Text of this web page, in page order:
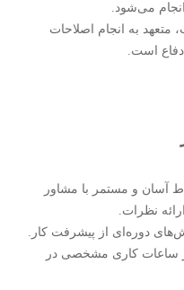
می‌شود.
به انجام اصلاحات
دفاع است.
آسان و مستمر با مشاور
نظرات.
دوره‌ای از پیشرفت کار.
ساعات کاری مشخصی در